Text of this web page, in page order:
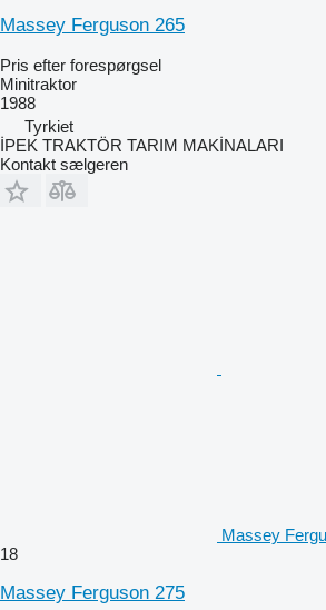
Massey Ferguson 265
Pris efter forespørgsel
Minitraktor
1988
Tyrkiet
İPEK TRAKTÖR TARIM MAKİNALARI
Kontakt sælgeren
Massey
18
Massey Ferguson 275